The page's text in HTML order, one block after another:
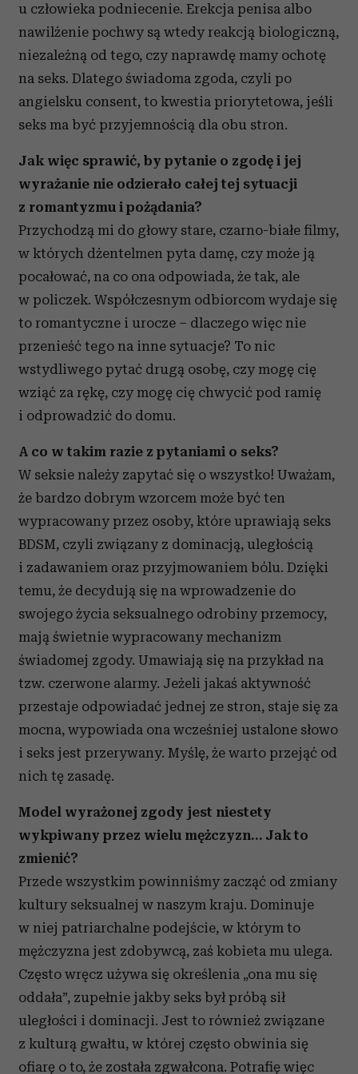
u człowieka podniecenie. Erekcja penisa albo
nawilżenie pochwy są wtedy reakcją biologiczną,
niezależną od tego, czy naprawdę mamy ochotę
na seks. Dlatego świadoma zgoda, czyli po
angielsku consent, to kwestia priorytetowa, jeśli
seks ma być przyjemnością dla obu stron.
Jak więc sprawić, by pytanie o zgodę i jej
wyrażanie nie odzierało całej tej sytuacji
z romantyzmu i pożądania?
Przychodzą mi do głowy stare, czarno-białe filmy,
w których dżentelmen pyta damę, czy może ją
pocałować, na co ona odpowiada, że tak, ale
w policzek. Współczesnym odbiorcom wydaje się
to romantyczne i urocze – dlaczego więc nie
przenieść tego na inne sytuacje? To nic
wstydliwego pytać drugą osobę, czy mogę cię
wziąć za rękę, czy mogę cię chwycić pod ramię
i odprowadzić do domu.
A co w takim razie z pytaniami o seks?
W seksie należy zapytać się o wszystko! Uważam,
że bardzo dobrym wzorcem może być ten
wypracowany przez osoby, które uprawiają seks
BDSM, czyli związany z dominacją, uległością
i zadawaniem oraz przyjmowaniem bólu. Dzięki
temu, że decydują się na wprowadzenie do
swojego życia seksualnego odrobiny przemocy,
mają świetnie wypracowany mechanizm
świadomej zgody. Umawiają się na przykład na
tzw. czerwone alarmy. Jeżeli jakaś aktywność
przestaje odpowiadać jednej ze stron, staje się za
mocna, wypowiada ona wcześniej ustalone słowo
i seks jest przerywany. Myślę, że warto przejąć od
nich tę zasadę.
Model wyrażonej zgody jest niestety
wykpiwany przez wielu mężczyzn… Jak to
zmienić?
Przede wszystkim powinniśmy zacząć od zmiany
kultury seksualnej w naszym kraju. Dominuje
w niej patriarchalne podejście, w którym to
mężczyzna jest zdobywcą, zaś kobieta mu ulega.
Często wręcz używa się określenia „ona mu się
oddała”, zupełnie jakby seks był próbą sił
uległości i dominacji. Jest to również związane
z kulturą gwałtu, w której często obwinia się
ofiarę o to, że została zgwałcona. Potrafię więc